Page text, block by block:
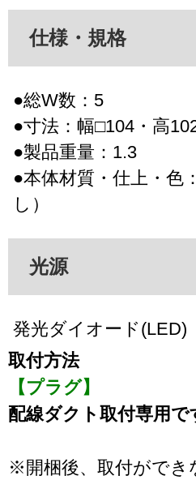
仕様・規格
●総W数：5
●寸法：幅□104・高
●製品重量：1.3
●本体材質・仕上・色
し）
光源
発光ダイオード(LED)
取付方法
【プラグ】
配線ダクト取付専用で
※開梱後、取付ができ